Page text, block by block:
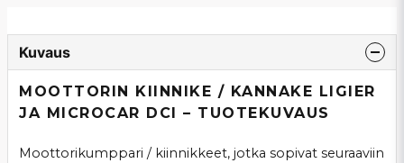
Kuvaus
MOOTTORIN KIINNIKE / KANNAKE LIGIER
JA MICROCAR DCI – TUOTEKUVAUS
Moottorikumppari / kiinnikkeet, jotka sopivat seuraaviin